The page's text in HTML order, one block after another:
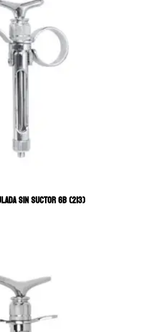
SIN SUCTOR 6B (213)